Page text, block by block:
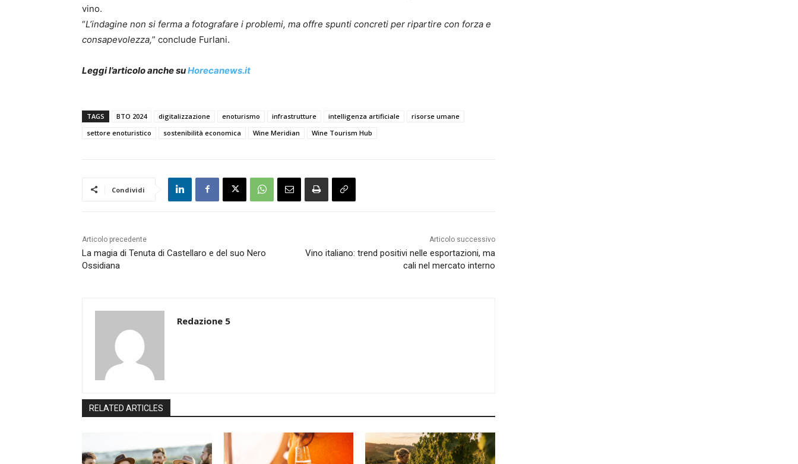
vino.
“L’indagine non si ferma a fotografare i problemi, ma offre spunti concreti per ripartire con forza e
consapevolezza,” conclude Furlani.
Leggi l’articolo anche suHorecanews.it
TAGS BTO 2024 digitalizzazione enoturismo infrastrutture intelligenza artificiale
risorse umane
settore enoturistico
sostenibilità economica Wine Meridian Wine Tourism Hub
Condividi
Articolo precedente
La magia di Tenuta di Castellaro e del suo Nero
Ossidiana
Articolo successivo
Vino italiano: trend positivi nelle esportazioni, ma
cali nel mercato interno
Redazione 5
RELATED ARTICLES